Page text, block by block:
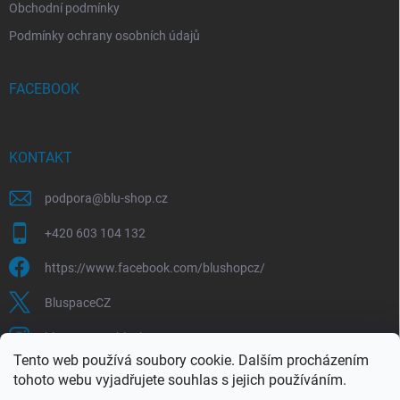
Tento web používá soubory cookie. Dalším procházením
tohoto webu vyjadřujete souhlas s jejich používáním.
Obchodní podmínky
Podmínky ochrany osobních údajů
FACEBOOK
KONTAKT
podpora@blu-shop.cz
+420 603 104 132
https://www.facebook.com/blushopcz/
BluspaceCZ
bluspace.cz_blushop.cz